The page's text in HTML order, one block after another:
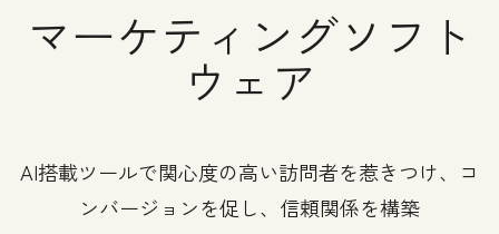
マーケティングソフト
ウェア
AI搭載ツールで関心度の高い訪問者を惹きつけ、コ
ンバージョンを促し、信頼関係を構築